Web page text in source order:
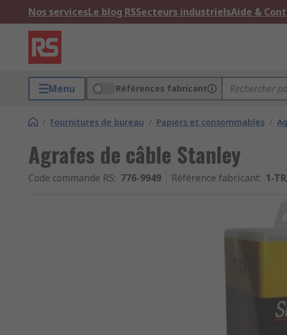
Nos servicesLe blog RSSecteurs industrielsAide &
Menu Références fabricant
/ Fournitures de bureau / Papiers et consommables /
Agrafes de câble Stanley
Code commande RS: 776-9949 Référence fabricant: 1-